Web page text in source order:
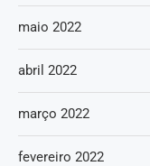
maio 2022
abril 2022
março 2022
fevereiro 2022